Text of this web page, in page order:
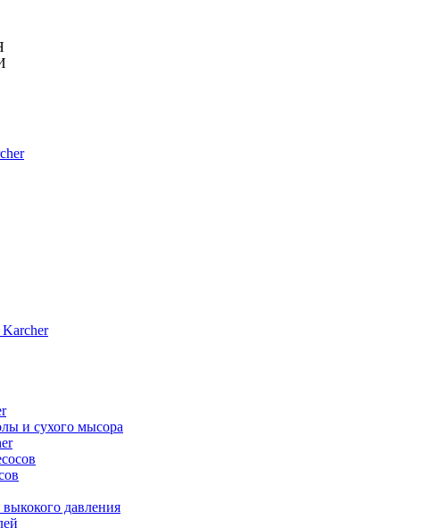
и сухого мысора
давления